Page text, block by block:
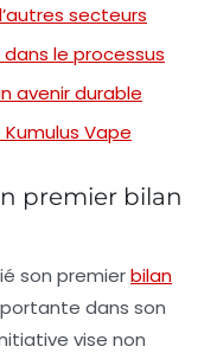
secteurs
le processus
avenir durable
Vape
premier bilan
son premierbilan
dans son
vise non